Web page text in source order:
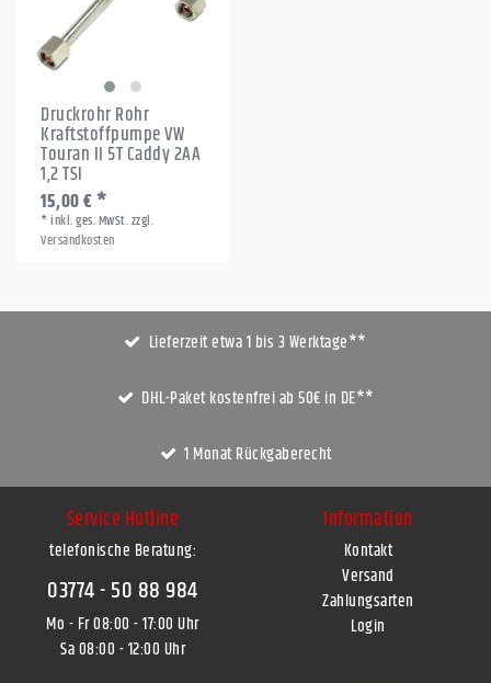
Druckrohr Rohr
Kraftstoffpumpe VW
Touran II 5T Caddy 2AA
1,2 TSI
15,00 € *
*inkl. ges. MwSt.zzgl.
Versandkosten
Lieferzeit etwa 1 bis 3 Werktage**
DHL-Paket kostenfrei ab 50€ in DE**
1 Monat Rückgaberecht
Service Hotline
telefonische Beratung:
03774 - 50 88 984
Mo - Fr 08:00 - 17:00 Uhr
Sa 08:00 - 12:00 Uhr
Information
Kontakt
Versand
Zahlungsarten
Login